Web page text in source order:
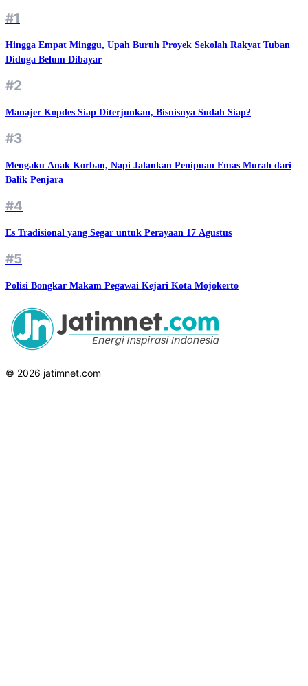
#1
Hingga Empat Minggu, Upah Buruh Proyek Sekolah Rakyat Tuban
Diduga Belum Dibayar
#2
Manajer Kopdes Siap Diterjunkan, Bisnisnya Sudah Siap?
#3
Mengaku Anak Korban, Napi Jalankan Penipuan Emas Murah dari
Balik Penjara
#4
Es Tradisional yang Segar untuk Perayaan 17 Agustus
#5
Polisi Bongkar Makam Pegawai Kejari Kota Mojokerto
© 2026 jatimnet.com